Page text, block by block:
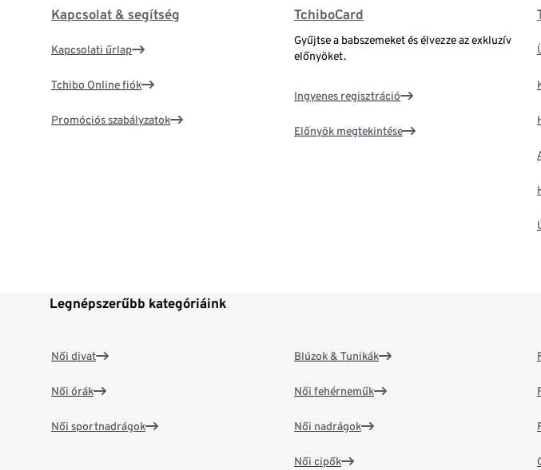
Kapcsolat & segítség
Kapcsolati űrlap
Tchibo Online fiók
Promóciós szabályzatok
TchiboCard
Gyűjtse a babszemeket és élvezze az exkluzív
előnyöket.
Ingyenes regisztráció
Előnyök megtekintése
Legnépszerűbb kategóriáink
Női divat
Női órák
Női sportnadrágok
Blúzok & Tunikák
Női fehérneműk
Női nadrágok
Női cipők